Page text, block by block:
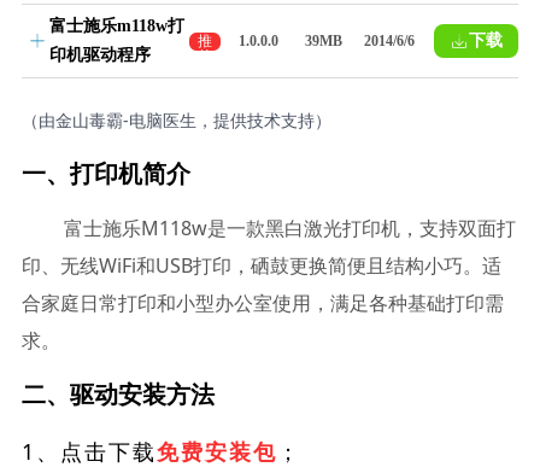
富士施乐m118w打
印机驱动程序
推
荐
1.0.0.0 39MB 2014/6/6 下载
（由金山毒霸-电脑医生，提供技术支持）
一、打印机简介
富士施乐M118w是一款黑白激光打印机，支持双面打
印、无线WiFi和USB打印，硒鼓更换简便且结构小巧。适
合家庭日常打印和小型办公室使用，满足各种基础打印需
求。
二、驱动安装方法
1、点击下载免费安装包 ；